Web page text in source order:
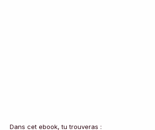
Dans cet ebook, tu trouveras :